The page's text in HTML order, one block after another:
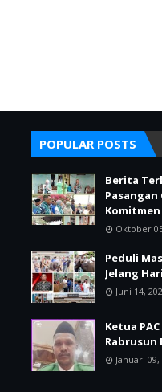
POPULAR POSTS
Berita
Oktober
Peduli
Jelang
Juni 14,
Ketua
Rabrusun
Januari 09,